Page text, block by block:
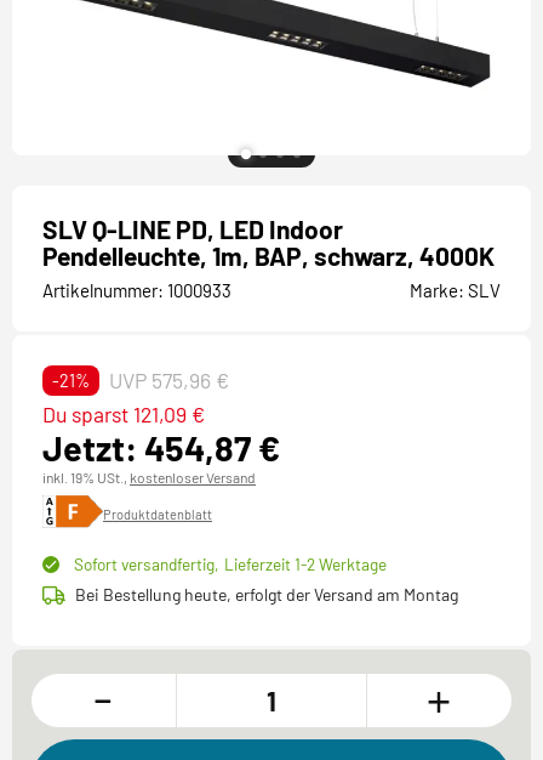
SLV Q-LINE PD, LED Indoor
Pendelleuchte, 1m, BAP, schwarz, 4000K
Artikelnummer: 1000933 Marke: SLV
-21% UVP 575,96 €
Jetzt: 454,87 €
Du sparst 121,09 €
inkl. 19% USt., kostenloser Versand
Produktdatenblatt
Sofort versandfertig, Lieferzeit 1-2 Werktage
Bei Bestellung heute, erfolgt der Versand am Montag
- +